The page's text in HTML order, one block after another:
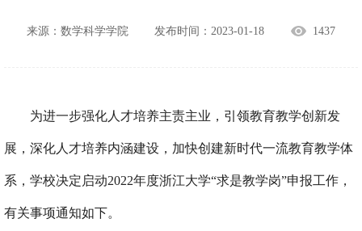
来源：数学科学学院 发布时间：2023-01-18 1437
为进一步强化人才培养主责主业，引领教育教学创新发
展，深化人才培养内涵建设，加快创建新时代一流教育教学体
系，学校决定启动2022年度浙江大学“求是教学岗”申报工作，
有关事项通知如下。